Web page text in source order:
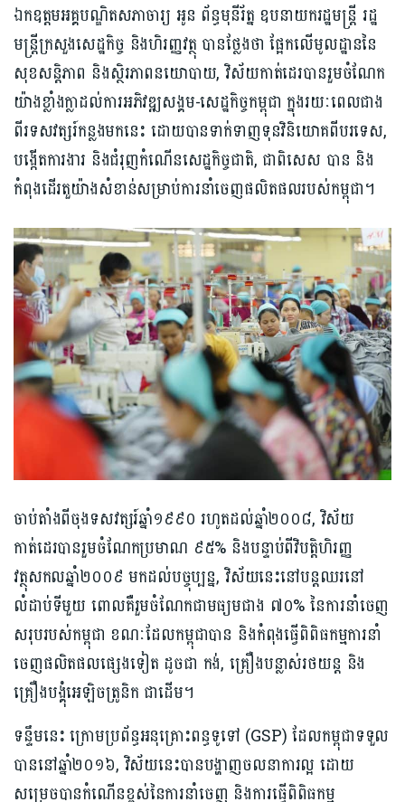
ឯកឧត្តមអគ្គបណ្ឌិតសភាចារ្យ អូន ព័ន្ធមុនីរ័ត្ន ឧបនាយករដ្ឋមន្ត្រី រដ្ឋ
មន្ត្រីក្រសួងសេដ្ឋកិច្ច និងហិរញ្ញវត្ថុ បានថ្លែងថា ផ្អែកលើមូលដ្ឋាននៃ
សុខសន្តិភាព និងស្ថិរភាពនយោបាយ, វិស័យកាត់ដេរបានរួមចំណែក
យ៉ាងខ្លាំងក្លាដល់ការអភិវឌ្ឍសង្គម-សេដ្ឋកិច្ចកម្ពុជា ក្នុងរយៈពេលជាង
ពីរទសវត្សរ៍កន្លងមកនេះ ដោយបានទាក់ទាញទុនវិនិយោគពីបរទេស,
បង្កើតការងារ និងជំរុញកំណើនសេដ្ឋកិច្ចជាតិ, ជាពិសេស បាន និង
កំពុងដើរតួយ៉ាងសំខាន់សម្រាប់ការនាំចេញផលិតផលរបស់កម្ពុជា។
ចាប់តាំងពីចុងទសវត្សរ៍ឆ្នាំ១៩៩០ រហូតដល់ឆ្នាំ២០០៨, វិស័យ
កាត់ដេរបានរួមចំណែកប្រមាណ ៩៥% និងបន្ទាប់ពីវិបត្តិហិរញ្ញ
វត្ថុសកលឆ្នាំ២០០៩ មកដល់បច្ចុប្បន្ន, វិស័យនេះនៅបន្តឈរនៅ
លំដាប់ទីមួយ ពោលគឺរួមចំណែកជាមធ្យមជាង ៧០% នៃការនាំចេញ
សរុបរបស់កម្ពុជា ខណៈដែលកម្ពុជាបាន និងកំពុងធ្វើពិពិធកម្មការនាំ
ចេញផលិតផលផ្សេងទៀត ដូចជា កង់, គ្រឿងបន្លាស់រថយន្ត និង
គ្រឿងបង្គុំអេឡិចត្រូនិក ជាដើម។
ទន្ទឹមនេះ ក្រោមប្រព័ន្ធអនុគ្រោះពន្ធទូទៅ (GSP) ដែលកម្ពុជាទទួល
បាននៅឆ្នាំ២០១៦, វិស័យនេះបានបង្ហាញចលនាការល្អ ដោយ
សម្រេចបានកំណើនខ្ពស់នៃការនាំចេញ និងការធ្វើពិពិធកម្ម